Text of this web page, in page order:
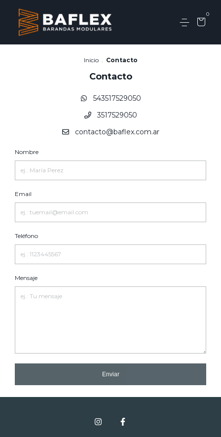
0
Inicio . Contacto
Contacto
543517529050
3517529050
contacto@baflex.com.ar
Nombre
Email
Teléfono
Mensaje
Enviar